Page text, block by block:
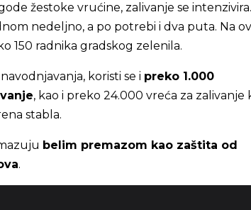
žestoke vrućine, zalivanje se intenzivira.
nedeljno, a po potrebi i dva puta. Na
150 radnika gradskog zelenila.
koristi se i preko 1.000
, kao i preko 24.000 vreća za zalivanje
stabla.
belim premazom kao zaštita od
.